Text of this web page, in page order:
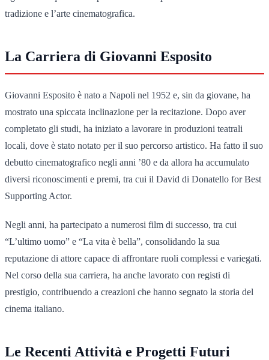
tradizione e l’arte cinematografica.
La Carriera di Giovanni Esposito
Giovanni Esposito è nato a Napoli nel 1952 e, sin da giovane, ha
mostrato una spiccata inclinazione per la recitazione. Dopo aver
completato gli studi, ha iniziato a lavorare in produzioni teatrali
locali, dove è stato notato per il suo percorso artistico. Ha fatto il suo
debutto cinematografico negli anni ’80 e da allora ha accumulato
diversi riconoscimenti e premi, tra cui il David di Donatello for Best
Supporting Actor.
Negli anni, ha partecipato a numerosi film di successo, tra cui
“L’ultimo uomo” e “La vita è bella”, consolidando la sua
reputazione di attore capace di affrontare ruoli complessi e variegati.
Nel corso della sua carriera, ha anche lavorato con registi di
prestigio, contribuendo a creazioni che hanno segnato la storia del
cinema italiano.
Le Recenti Attività e Progetti Futuri